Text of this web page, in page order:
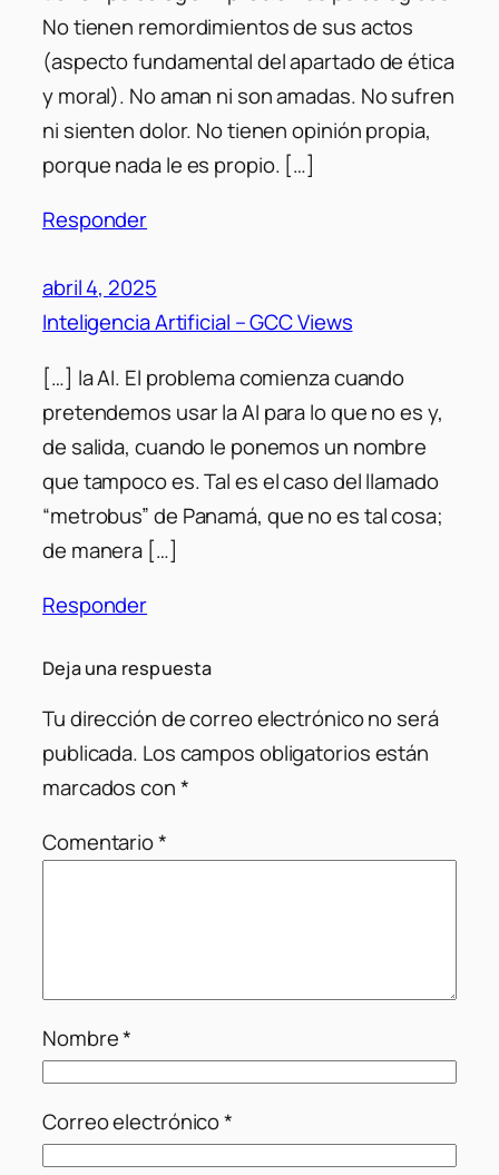
No tienen remordimientos de sus actos
(aspecto fundamental del apartado de ética
y moral). No aman ni son amadas. No sufren
ni sienten dolor. No tienen opinión propia,
porque nada le es propio. […]
Responder
abril 4, 2025
Inteligencia Artificial – GCC Views
[…] la AI. El problema comienza cuando
pretendemos usar la AI para lo que no es y,
de salida, cuando le ponemos un nombre
que tampoco es. Tal es el caso del llamado
“metrobus” de Panamá, que no es tal cosa;
de manera […]
Responder
Deja una respuesta
Tu dirección de correo electrónico no será
publicada. Los campos obligatorios están
marcados con*
Comentario*
Nombre*
Correo electrónico*